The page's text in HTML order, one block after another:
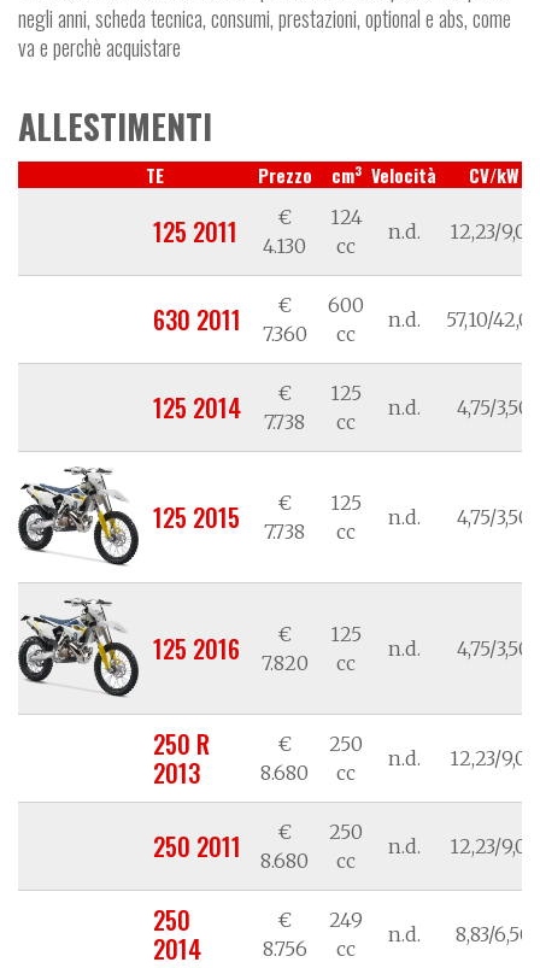
negli anni, scheda tecnica, consumi, prestazioni, optional e abs, come
va e perchè acquistare
ALLESTIMENTI
TE Prezzo cm3 Velocità CV/kW
125 2011
€
4.130
124
cc
n.d. 12,23/9,00
630 2011
€
7.360
600
cc
n.d. 57,10/
125 2014
€
7.738
125
cc
n.d. 4,75/3,50
125 2015
€
7.738
125
cc
n.d. 4,75/3,50
125 2016
€
7.820
125
cc
n.d. 4,75/3,50
250 R
2013
€
8.680
250
cc
n.d. 12,23/9,00
250 2011
€
8.680
250
cc
n.d. 12,23/9,00
250
2014
€
8.756
249
cc
n.d. 8,83/6,50